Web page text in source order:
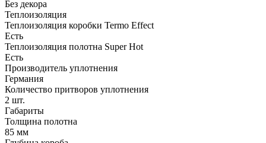
Без декора
Теплоизоляция
Теплоизоляция коробки Termo Effect
Есть
Теплоизоляция полотна Super Нot
Есть
Производитель уплотнения
Германия
Количество притворов уплотнения
2 шт.
Габариты
Толщина полотна
85 мм